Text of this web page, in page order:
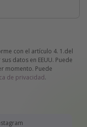
con el artículo 4. 1.del
datos en EEUU. Puede
momento. Puede
de privacidad.